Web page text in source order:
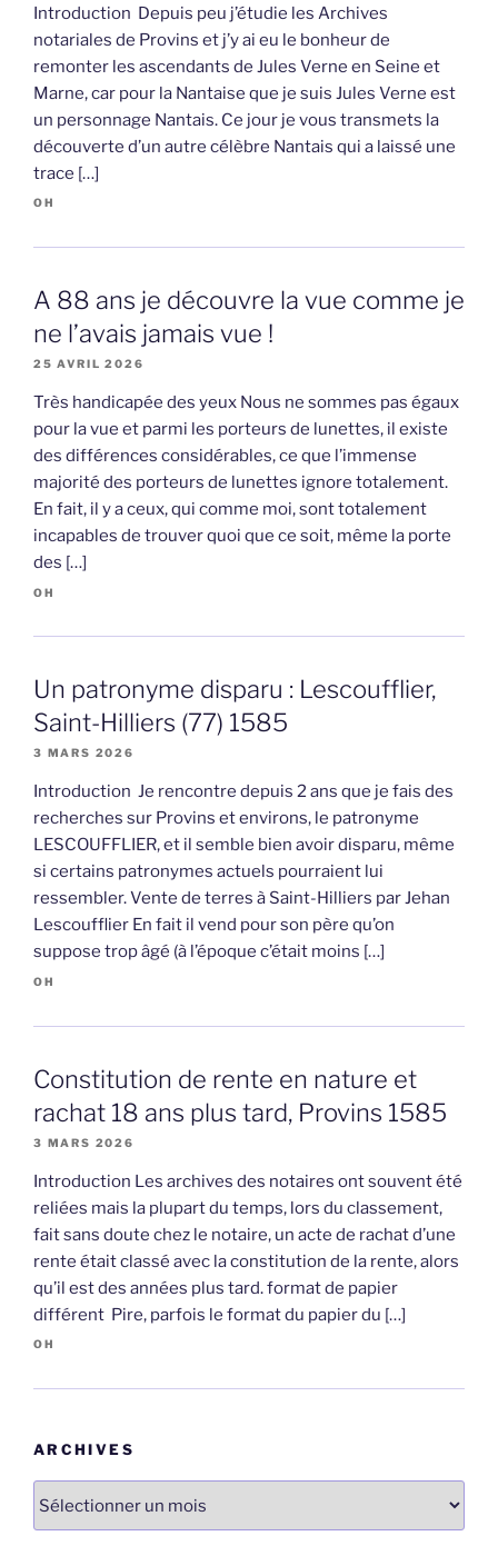
Introduction Depuis peu j’étudie les Archives
notariales de Provins et j’y ai eu le bonheur de
remonter les ascendants de Jules Verne en Seine et
Marne, car pour la Nantaise que je suis Jules Verne est
un personnage Nantais. Ce jour je vous transmets la
découverte d’un autre célèbre Nantais qui a laissé une
trace […]
OH
A 88 ans je découvre la vue comme je
ne l’avais jamais vue !
25 AVRIL 2026
Très handicapée des yeux Nous ne sommes pas égaux
pour la vue et parmi les porteurs de lunettes, il existe
des différences considérables, ce que l’immense
majorité des porteurs de lunettes ignore totalement.
En fait, il y a ceux, qui comme moi, sont totalement
incapables de trouver quoi que ce soit, même la porte
des […]
OH
Un patronyme disparu : Lescoufflier,
Saint-Hilliers (77) 1585
3 MARS 2026
Introduction Je rencontre depuis 2 ans que je fais des
recherches sur Provins et environs, le patronyme
LESCOUFFLIER, et il semble bien avoir disparu, même
si certains patronymes actuels pourraient lui
ressembler. Vente de terres à Saint-Hilliers par Jehan
Lescoufflier En fait il vend pour son père qu’on
suppose trop âgé (à l’époque c’était moins […]
OH
Constitution de rente en nature et
rachat 18 ans plus tard, Provins 1585
3 MARS 2026
Introduction Les archives des notaires ont souvent été
reliées mais la plupart du temps, lors du classement,
fait sans doute chez le notaire, un acte de rachat d’une
rente était classé avec la constitution de la rente, alors
qu’il est des années plus tard. format de papier
différent Pire, parfois le format du papier du […]
OH
ARCHIVES